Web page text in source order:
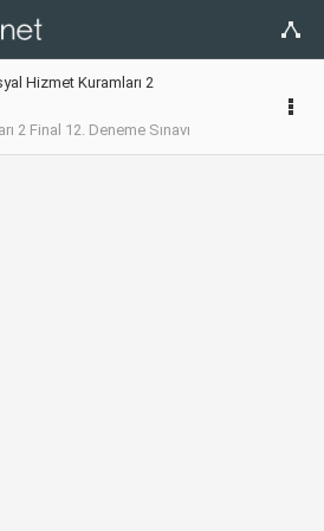
Hizmet Kuramları 2
2 Final 12. Deneme Sınavı